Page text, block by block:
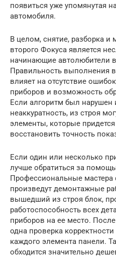
появиться уже упомянутая
автомобиля.
В целом, снятие, разборка
второго Фокуса является
начинающие автолюбители
Правильность выполнения
влияет на отсутствие
приборов и возможность
Если алгоритм был
неаккуратность, из строя
элементы, которые
восстановить точность
Если один или несколько
лучше обратиться за
Профессиональные мастера
произведут демонтажные
вышедший из строя блок,
работоспособность всех
приборов на ее место.
одна проверка
каждого элемента панели.
обходится значительно